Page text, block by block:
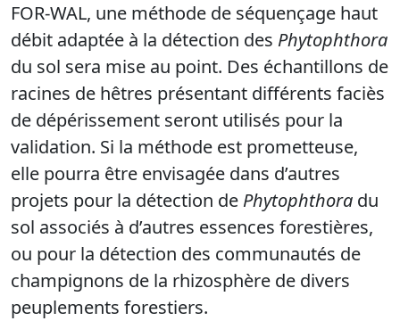
FOR-WAL, une méthode de séquençage haut
débit adaptée à la détection des Phytophthora
du sol sera mise au point. Des échantillons de
racines de hêtres présentant différents faciès
de dépérissement seront utilisés pour la
validation. Si la méthode est prometteuse,
elle pourra être envisagée dans d’autres
projets pour la détection de Phytophthora du
sol associés à d’autres essences forestières,
ou pour la détection des communautés de
champignons de la rhizosphère de divers
peuplements forestiers.